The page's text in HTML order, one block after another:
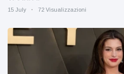
15 July 72 Visualizzazioni